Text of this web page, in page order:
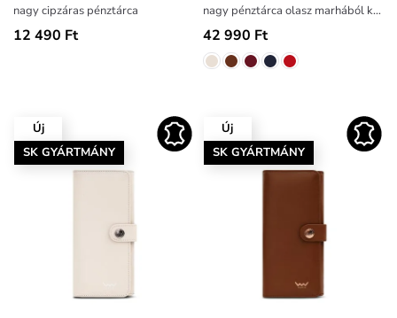
nagy cipzáras pénztárca
12 490 Ft
nagy pénztárca olasz marhából készült bőrből
42 990 Ft
Új
SK GYÁRTMÁNY
Új
SK GYÁRTMÁNY